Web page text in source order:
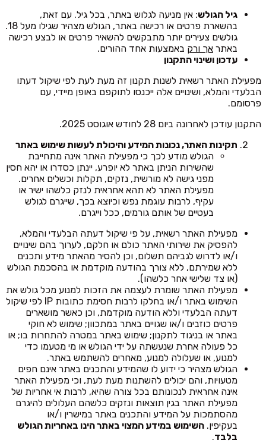
גיל הגולש: אין מניעה לגלוש באתר, בכל גיל. עם זאת,
בהשארת פרטים או רכישה באתר, הגולש מצהיר שגילו מעל 18.
גולשים צעירים יותר מתבקשים להשאיר פרטים או לבצע רכישה
באתר אך ורק באמצעות אחד ההורים.
עדכון ושינוי התקנון
מפעילת האתר רשאית לשנות תקנון זה מעת לעת לפי שיקול דעתו
הבלעדי והמלא, ושינויים אלה ייכנסו לתוקפם באופן מיידי, עם
פרסומם.
התקנון עודכן לאחרונה ביום 28 לחודש אוגוסט 2025.
תקינות האתר, נכונות המידע והיכולת לעשות שימוש באתר
הגולש מודע לכך כי מפעילת האתר אינה מתחייבת
שהשירות הניתן באתר לא יופרע, יינתן כסדרו או יהא חסין
מפני גישה לא מורשית, נזקים, תקלות וכשלים אחרים.
מפעילת האתר לא תהא אחראית לנזק כלשהו ישיר או
עקיף, לרבות עוגמת נפש וכיוצא בכך, שייגרם לגולש
בעטיים של אותם גורמים, ככל וייגרם.
מפעילת האתר רשאית, על פי שיקול דעתה הבלעדי והמלא,
להפסיק את שירותי האתר כולם או חלקם, לערוך בהם שינויים
ו/או לדרוש לגביהם תשלום, וכן להסיר מהאתר מידע ותכנים
ללא שמירתם, ללא צורך בהודעה מוקדמת או בהסכמת הגולש
(או צד שלישי אחר כלשהו).
מפעילת האתר שומרת לעצמה את הזכות למנוע מכל גולש את
השימוש באתר ו/או בחלקו לרבות חסימת כתובות IP לפי שיקול
דעתה הבלעדי וללא הודעה מוקדמת, וכן כאשר מושארים
פרטים כוזבים ו/או שגויים באתר במתכוון; שימוש לא חוקי
באתר או בניגוד לתקנון; שימוש באתר במטרה להתחרות בו; או
כל פעולה אחרת שנעשתה על ידי הגולש או מי מטעמו כדי
למנוע, או שעלולה למנוע, מאחרים להשתמש באתר.
הגולש מצהיר כי ידוע לו שהמידע והתכנים באתר אינם חפים
מטעויות, והם יכולים להשתנות מעת לעת, וכי מפעילת האתר
אינה אחראית לנכונותם בכל צורה שהיא, לרבות אי אחריות של
מפעילת האתר בגין תוצאות ונזקים כלשהם העלולים להיגרם
מהסתמכות על המידע והתכנים באתר במישרין ו/או
בעקיפין. השימוש במידע המצוי באתר הינו באחריות הגולש
בלבד.